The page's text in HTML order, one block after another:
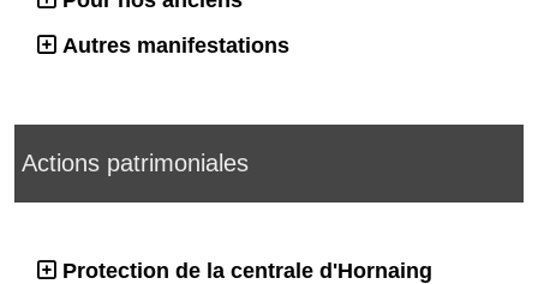
Autres manifestations
Actions patrimoniales
Protection de la centrale d'Hornaing